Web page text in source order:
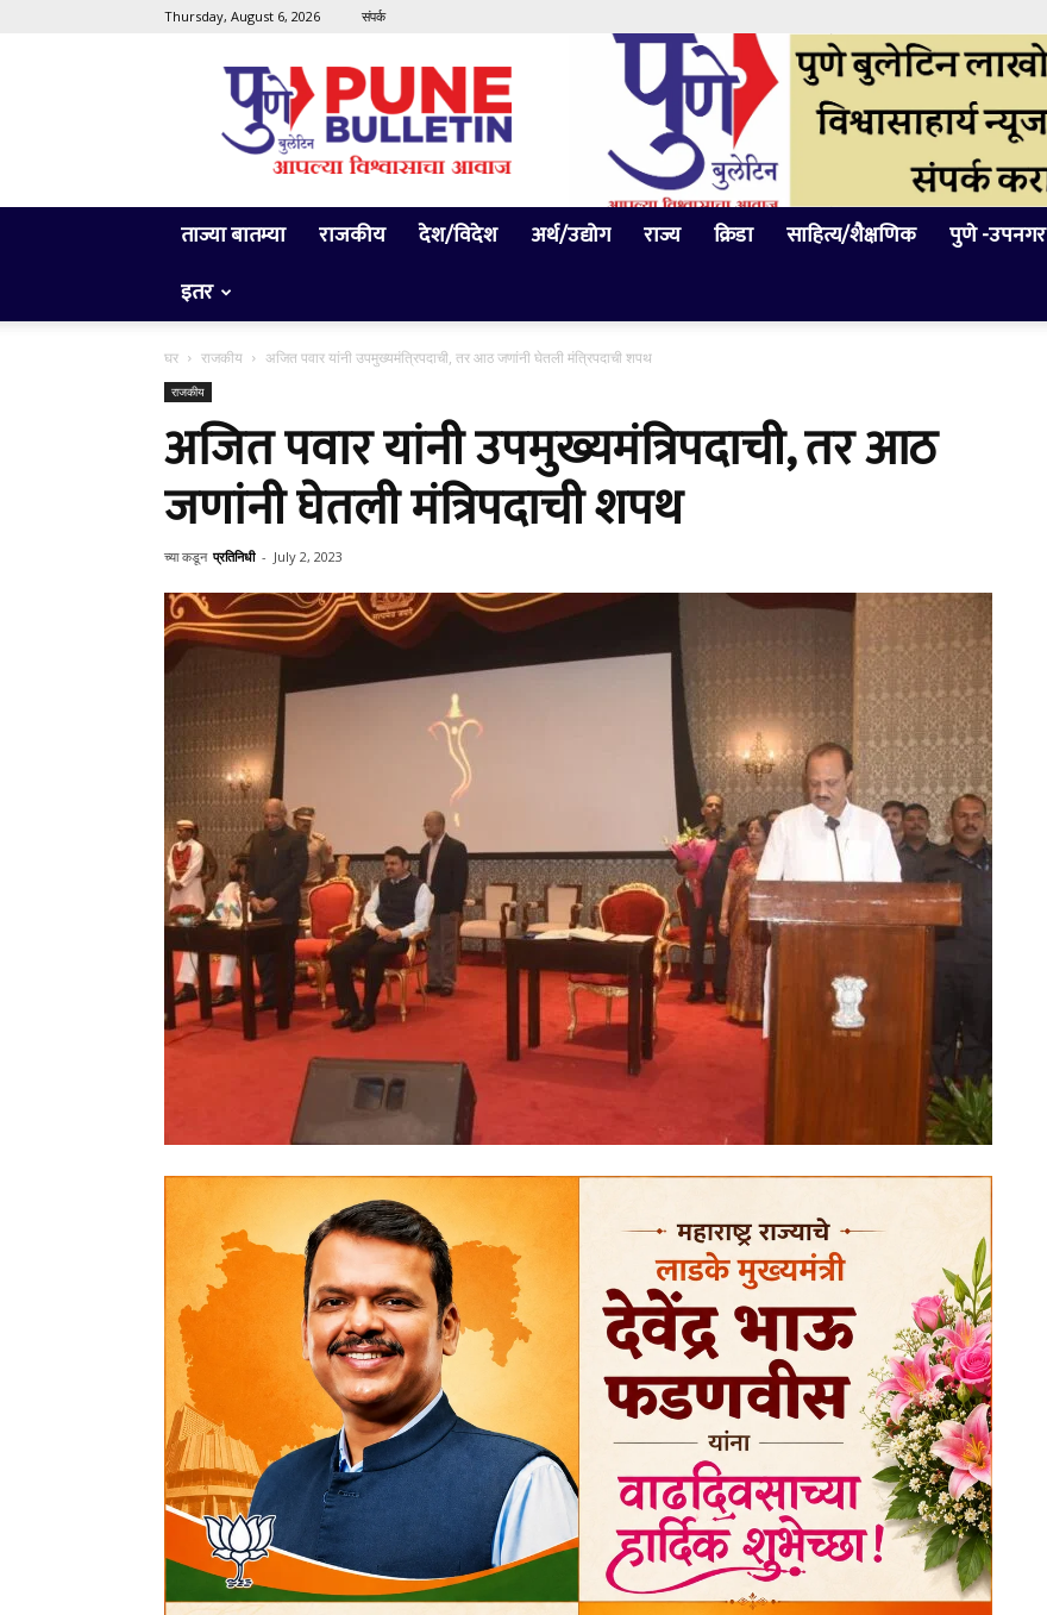
Thursday, August 6, 2026 संपर्क
Pune
Bulletin
ताज्या बातम्या राजकीय देश/विदेश अर्थ/उद्योग राज्य क्रिडा साहित्य/शैक्षणिक पुणे -उपनगर
इतर
घर राजकीय अजित पवार यांनी उपमुख्यमंत्रिपदाची, तर आठ जणांनी घेतली मंत्रिपदाची शपथ
राजकीय
अजित पवार यांनी उपमुख्यमंत्रिपदाची, तर आठ
जणांनी घेतली मंत्रिपदाची शपथ
च्या कडून प्रतिनिधी - July 2, 2023